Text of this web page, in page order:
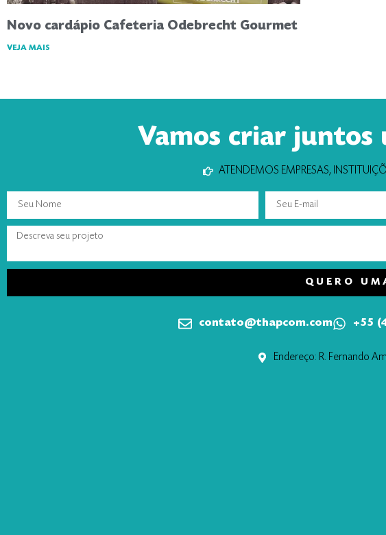
Novo cardápio Cafeteria Odebrecht Gourmet
VEJA MAIS
Vamos criar
ATENDEMOS EMPRESAS,
QUERO
contato@thapcom.com +55
Endereço: R. Fernando